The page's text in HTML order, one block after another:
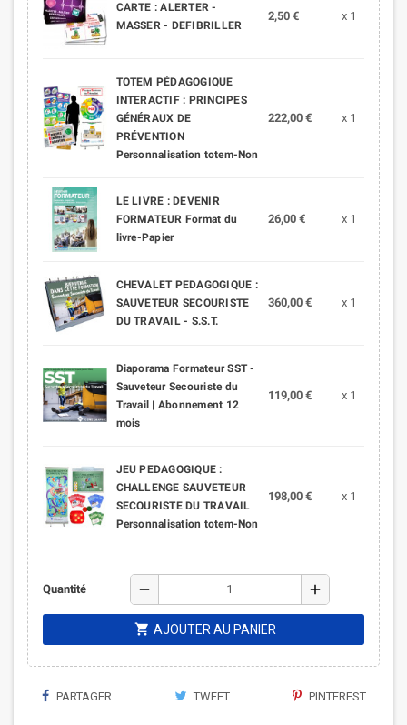
CARTE : ALERTER -
MASSER - DEFIBRILLER
2,50 € x 1
TOTEM PÉDAGOGIQUE
INTERACTIF : PRINCIPES
GÉNÉRAUX DE
PRÉVENTION
Personnalisation totem-Non
222,00 € x 1
LE LIVRE : DEVENIR
FORMATEUR Format du
livre-Papier
26,00 € x 1
CHEVALET PEDAGOGIQUE :
SAUVETEUR SECOURISTE
DU TRAVAIL - S.S.T.
360,00 € x 1
Diaporama Formateur SST -
Sauveteur Secouriste du
Travail | Abonnement 12
mois
119,00 € x 1
JEU PEDAGOGIQUE :
CHALLENGE SAUVETEUR
SECOURISTE DU TRAVAIL
Personnalisation totem-Non
198,00 € x 1
Quantité remove add
shopping_cart AJOUTER AU PANIER
PARTAGER TWEET PINTEREST